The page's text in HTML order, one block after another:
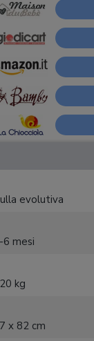
evolutiva
6 mesi
kg
x 82 cm